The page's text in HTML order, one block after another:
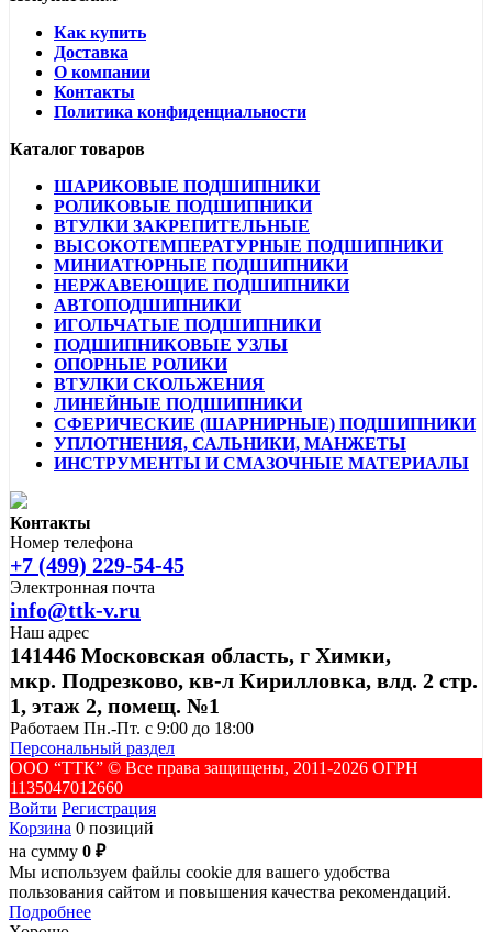
Как купить
Доставка
О компании
Контакты
Политика конфиденциальности
Каталог товаров
ШАРИКОВЫЕ ПОДШИПНИКИ
РОЛИКОВЫЕ ПОДШИПНИКИ
ВТУЛКИ ЗАКРЕПИТЕЛЬНЫЕ
ВЫСОКОТЕМПЕРАТУРНЫЕ ПОДШИПНИКИ
МИНИАТЮРНЫЕ ПОДШИПНИКИ
НЕРЖАВЕЮЩИЕ ПОДШИПНИКИ
АВТОПОДШИПНИКИ
ИГОЛЬЧАТЫЕ ПОДШИПНИКИ
ПОДШИПНИКОВЫЕ УЗЛЫ
ОПОРНЫЕ РОЛИКИ
ВТУЛКИ СКОЛЬЖЕНИЯ
ЛИНЕЙНЫЕ ПОДШИПНИКИ
СФЕРИЧЕСКИЕ (ШАРНИРНЫЕ) ПОДШИПНИКИ
УПЛОТНЕНИЯ, САЛЬНИКИ, МАНЖЕТЫ
ИНСТРУМЕНТЫ И СМАЗОЧНЫЕ МАТЕРИАЛЫ
Контакты
Номер телефона
+7 (499) 229-54-45
Электронная почта
info@ttk-v.ru
Наш адрес
141446 Московская область, г Химки,
мкр. Подрезково, кв-л Кирилловка, влд. 2 стр.
1, этаж 2, помещ. №1
Работаем Пн.-Пт. с 9:00 до 18:00
Персональный раздел
ООО “ТТК” ©️ Все права защищены, 2011-2026 ОГРН
1135047012660
Войти Регистрация
Корзина 0 позиций
на сумму 0 ₽
Мы используем файлы cookie для вашего удобства
пользования сайтом и повышения качества рекомендаций.
Подробнее